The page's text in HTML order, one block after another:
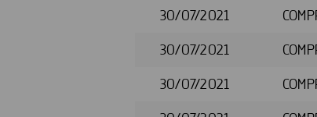
30/07/2021
30/07/2021
30/07/2021